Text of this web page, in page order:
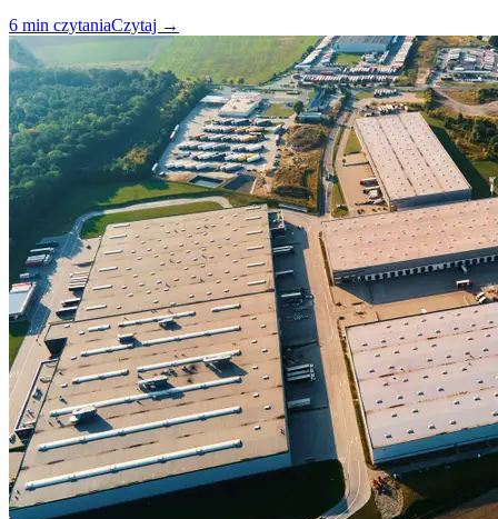
6 min czytaniaCzytaj →